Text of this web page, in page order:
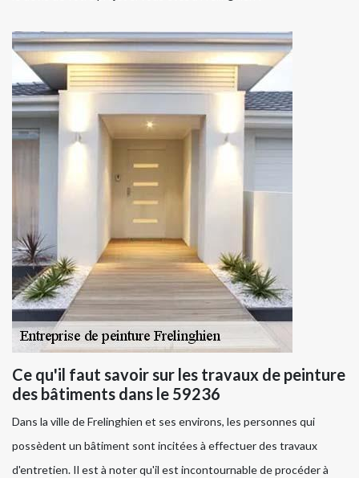
Ce qu'il faut savoir sur les travaux de peinture
des bâtiments dans le 59236
Dans la ville de Frelinghien et ses environs, les personnes qui
possèdent un bâtiment sont incitées à effectuer des travaux
d'entretien. Il est à noter qu'il est incontournable de procéder à